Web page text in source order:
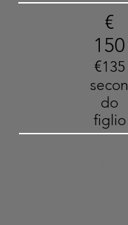
€
150
€135
secon
do
figlio